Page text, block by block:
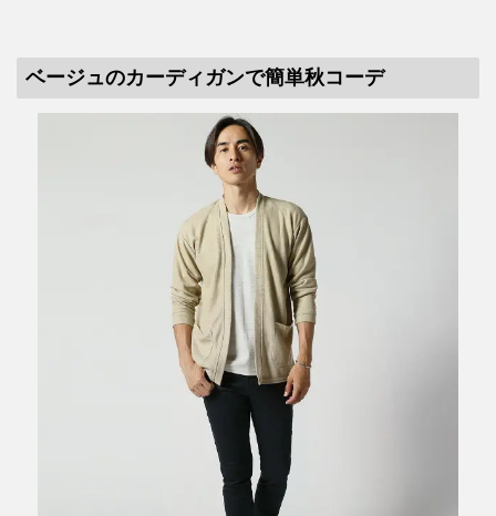
ベージュのカーディガンで簡単秋コーデ